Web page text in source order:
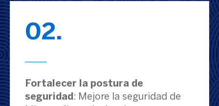
02.
Fortalecer la postura de
seguridad: Mejore la seguridad de